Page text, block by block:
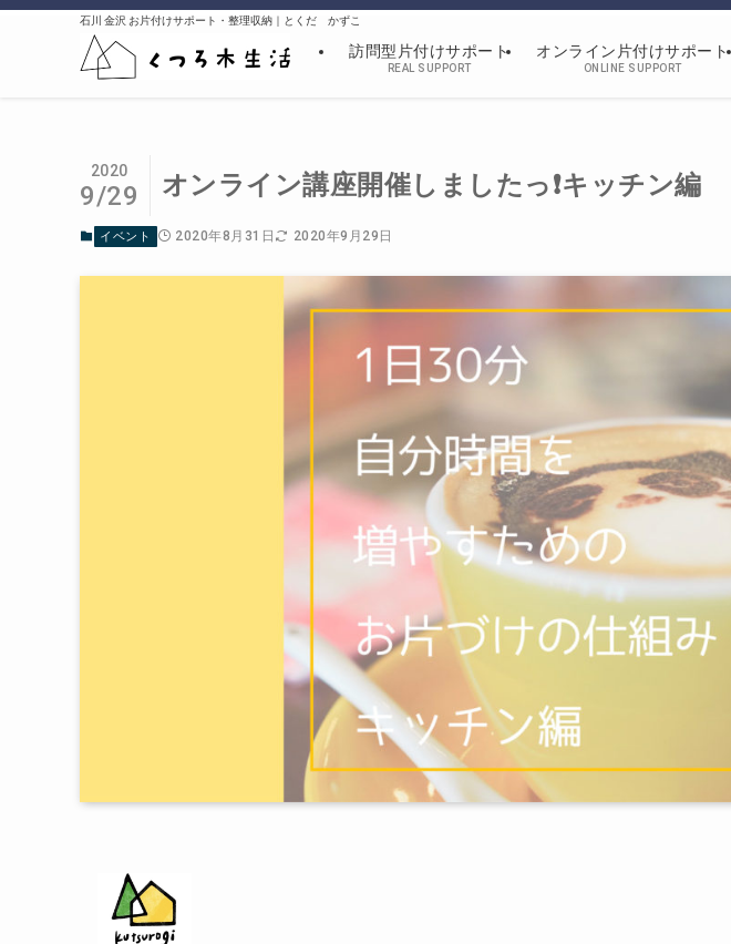
石川 金沢 お片付けサポート・整理収納｜とくだ かずこ
訪問型片付けサポート
REAL SUPPORT
オンライン片付けサポート
ONLINE SUPPORT
オンライン講座開催しましたっ❗️キッチン編
2020
9/29
イベント 2020年8月31日 2020年9月29日